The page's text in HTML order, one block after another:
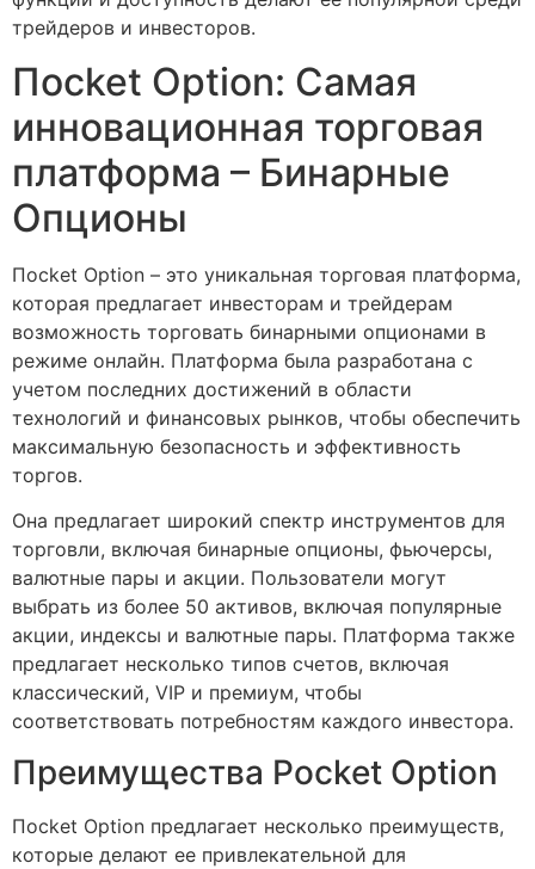
трейдеров и инвесторов.
Пocket Option: Самая
инновационная торговая
платформа – Бинарные
Опционы
Пocket Option – это уникальная торговая платформа,
которая предлагает инвесторам и трейдерам
возможность торговать бинарными опционами в
режиме онлайн. Платформа была разработана с
учетом последних достижений в области
технологий и финансовых рынков, чтобы обеспечить
максимальную безопасность и эффективность
торгов.
Она предлагает широкий спектр инструментов для
торговли, включая бинарные опционы, фьючерсы,
валютные пары и акции. Пользователи могут
выбрать из более 50 активов, включая популярные
акции, индексы и валютные пары. Платформа также
предлагает несколько типов счетов, включая
классический, VIP и премиум, чтобы
соответствовать потребностям каждого инвестора.
Преимущества Pocket Option
Пocket Option предлагает несколько преимуществ,
которые делают ее привлекательной для